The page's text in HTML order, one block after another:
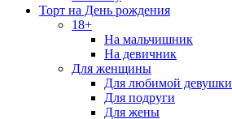
Торт на День рождения
18+
На мальчишник
На девичник
Для женщины
Для любимой девушки
Для подруги
Для жены